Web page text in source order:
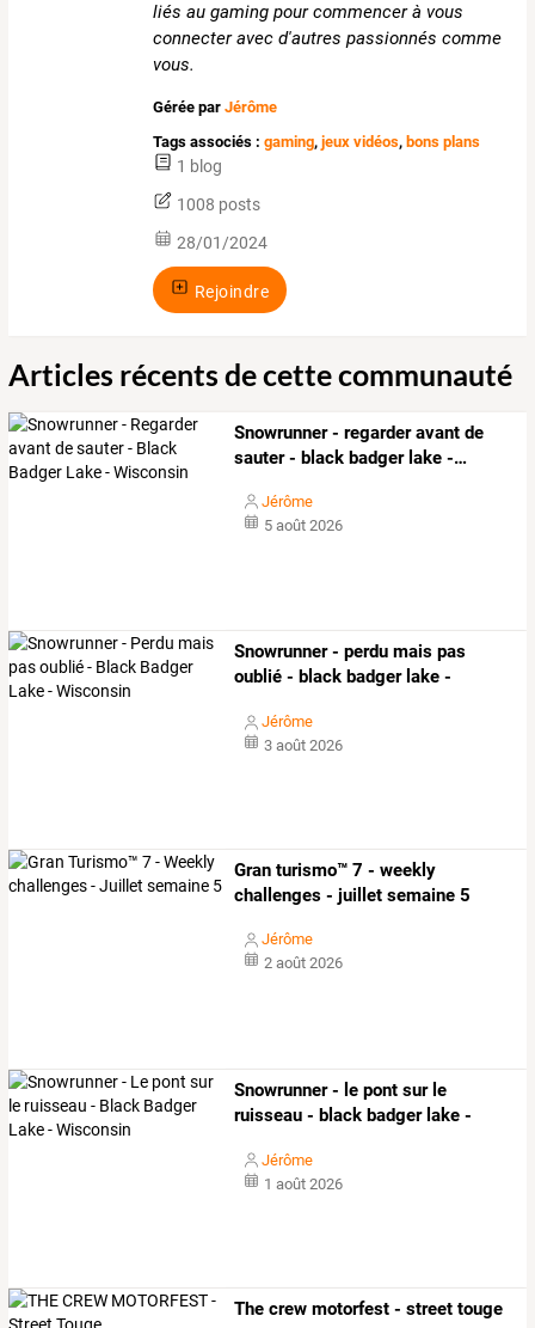
liés au gaming pour commencer à vous
connecter avec d'autres passionnés comme
vous.
Gérée parJérôme
Tags associés : gaming,jeux vidéos, bons plans
1 blog
1008 posts
28/01/2024
Rejoindre
Articles récents de cette communauté
Snowrunner- regarderavant de
sauter- black badgerlake -…
Jérôme
5 août 2026
Snowrunner - perdu mais pas
oublié - black badger lake -
Jérôme
3 août 2026
Gran turismo™ 7 - weekly
challenges - juillet semaine 5
Jérôme
2 août 2026
Snowrunner - le pont sur le
ruisseau - black badger lake -
Jérôme
1 août 2026
The crew motorfest - street touge